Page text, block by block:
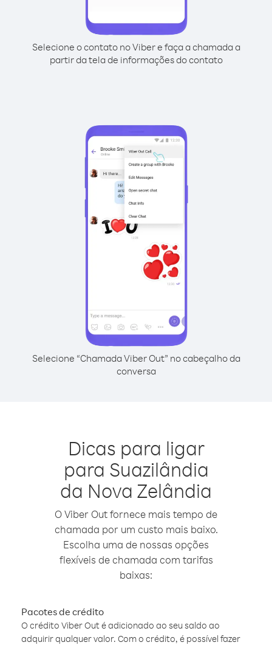
Selecione o contato no Viber e faça a chamada a
partir da tela de informações do contato
Selecione “Chamada Viber Out” no cabeçalho da
conversa
Dicas para ligar
para Suazilândia
da Nova Zelândia
O Viber Out fornece mais tempo de
chamada por um custo mais baixo.
Escolha uma de nossas opções
flexíveis de chamada com tarifas
baixas:
Pacotes de crédito
O crédito Viber Out é adicionado ao seu saldo ao
adquirir qualquer valor. Com o crédito, é possível fazer